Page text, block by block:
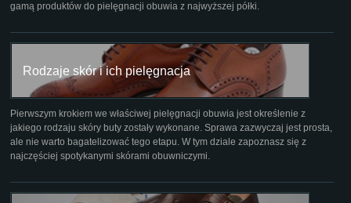
gamą produktów do pielęgnacji obuwia z najwyższej półki.
Rodzaje skór i ich pielęgnacja
Pierwszym krokiem we właściwej pielęgnacji obuwia jest określenie z
jakiego rodzaju skóry buty zostały wykonane. Sprawa zazwyczaj jest prosta,
ale nie warto bagatelizować tego etapu. W tym dziale zapoznasz się z
najczęściej spotykanymi skórami obuwniczymi.